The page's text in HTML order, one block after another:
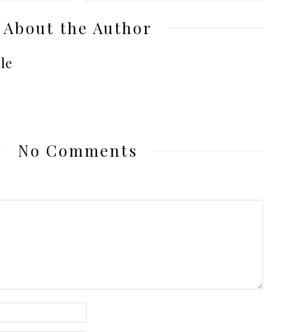
About the Author
No Comments